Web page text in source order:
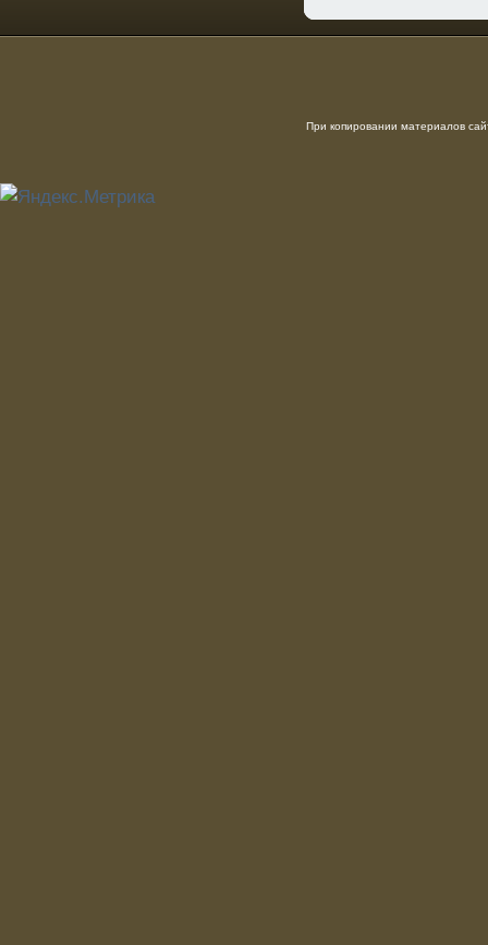
При копировании материалов